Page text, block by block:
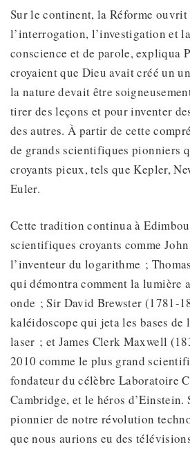
Sur le continent, la Réforme ouvrit
l’interrogation, l’investigation et
conscience et de parole, expliqua
croyaient que Dieu avait créé un
la nature devait être
tirer des leçons et pour inventer
des autres. À partir de cette
de grands scientifiques pionniers
croyants pieux, tels que Kepler,
Euler.
Cette tradition continua à
scientifiques croyants comme
l’inventeur du logarithme ;
qui démontra comment la lumière
onde ; Sir David Brewster (1781-
kaléidoscope qui jeta les bases de
laser ; et James Clerk Maxwell
2010 comme le plus grand
fondateur du célèbre Laboratoire
Cambridge, et le héros d’Einstein.
pionnier de notre révolution
que nous aurions eu des